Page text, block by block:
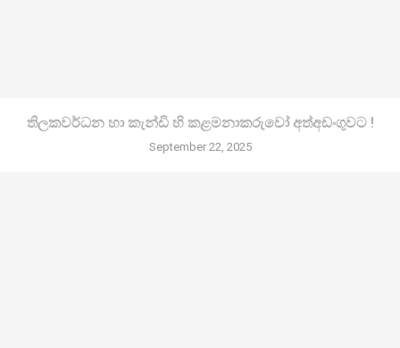
තිලකවර්ධන හා කැන්ඩි හි කළමනාකරුවෝ අත්අඩංගුවට !
September 22, 2025